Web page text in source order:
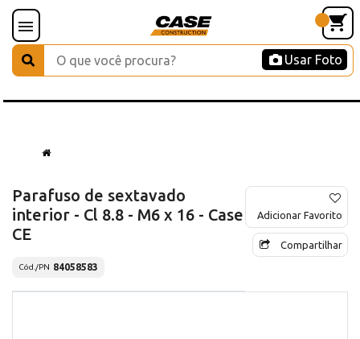
Usar Foto
Parafuso de sextavado
interior - Cl 8.8 - M6 x 16 - Case
CE
Cód./PN 84058583
Adicionar Favorito
Compartilhar